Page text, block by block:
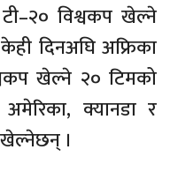
विश्वकप खेल्ने
दिनअघि अफ्रिका
खेल्ने २० टिमको
क्यानडा र
।